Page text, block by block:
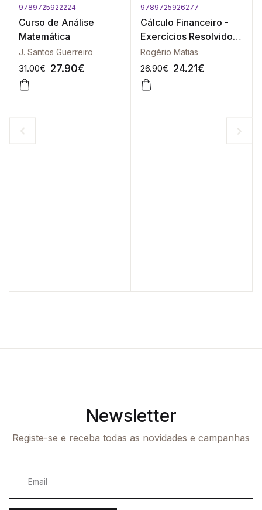
9789725922224
Curso de Análise
Matemática
J. Santos Guerreiro
31.00€ 27.90€
-10%
9789725926277
Cálculo Financeiro -
Exercícios Resolvidos
e Explicados - Vol. II -
3ª Edição
Rogério Matias
26.90€ 24.21€
Newsletter
Registe-se e receba todas as novidades e campanhas